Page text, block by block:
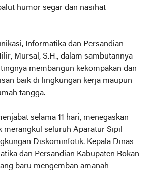
humor segar dan nasihat
Informatika dan Persandian
Mursal, S.H., dalam sambutannya
membangun kekompakan dan
baik di lingkungan kerja maupun
tangga.
selama 11 hari, menegaskan
merangkul seluruh Aparatur Sipil
Diskominfotik. Kepala Dinas
dan Persandian Kabupaten Rokan
baru mengemban amanah